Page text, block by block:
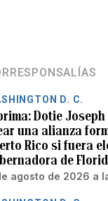
D. C.
Dotie
una alianza
Rico si fuera
de
agosto de 2026 a